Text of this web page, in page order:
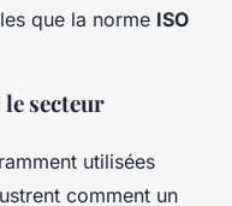
que la norme ISO
secteur
utilisées
comment un